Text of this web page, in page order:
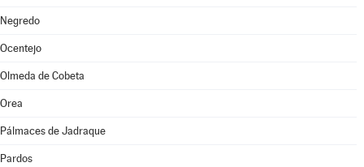
Negredo
Ocentejo
Olmeda de Cobeta
Orea
Pálmaces de Jadraque
Pardos